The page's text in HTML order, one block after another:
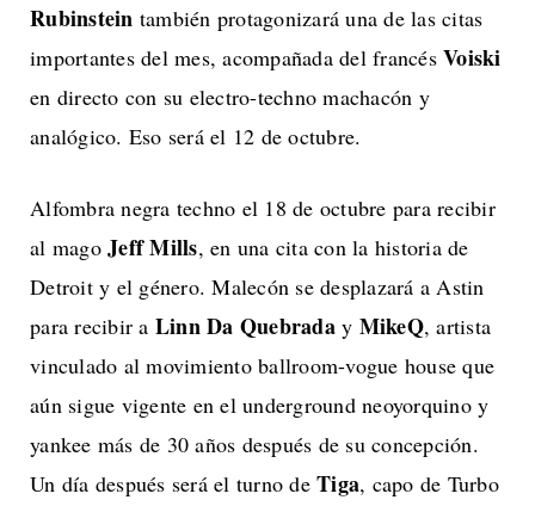
Rubinstein también protagonizará una de las citas
importantes del mes, acompañada del francés Voiski
en directo con su electro-techno machacón y
analógico. Eso será el 12 de octubre.
Alfombra negra techno el 18 de octubre para recibir
al mago Jeff Mills, en una cita con la historia de
Detroit y el género. Malecón se desplazará a Astin
para recibir a Linn Da Quebraday MikeQ, artista
vinculado al movimiento ballroom-vogue house que
aún sigue vigente en el underground neoyorquino y
yankee más de 30 años después de su concepción.
Un día después será el turno de Tiga, capo de Turbo